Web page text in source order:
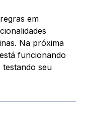
em
Na próxima
funcionando
seu